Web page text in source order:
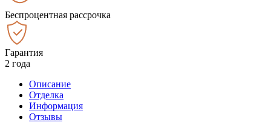
Беспроцентная рассрочка
Гарантия
2 года
Описание
Отделка
Информация
Отзывы